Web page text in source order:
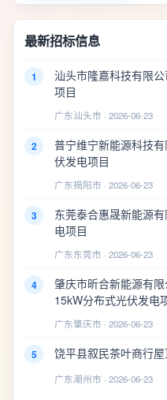
最新招标信息
1
汕头市隆嘉科技有限
项目
广东汕头市 · 2026-06-23
2
普宁维宁新能源科技
伏发电项目
广东揭阳市 · 2026-06-23
3
东莞泰合惠晟新能源
电项目
广东东莞市 · 2026-06-23
4
肇庆市昕合新能源有
15kW分布式光伏发电
广东肇庆市 · 2026-06-23
5 饶平县叙民茶叶商行
广东潮州市 · 2026-06-23